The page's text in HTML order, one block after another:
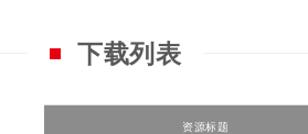
下载列表
资源标题